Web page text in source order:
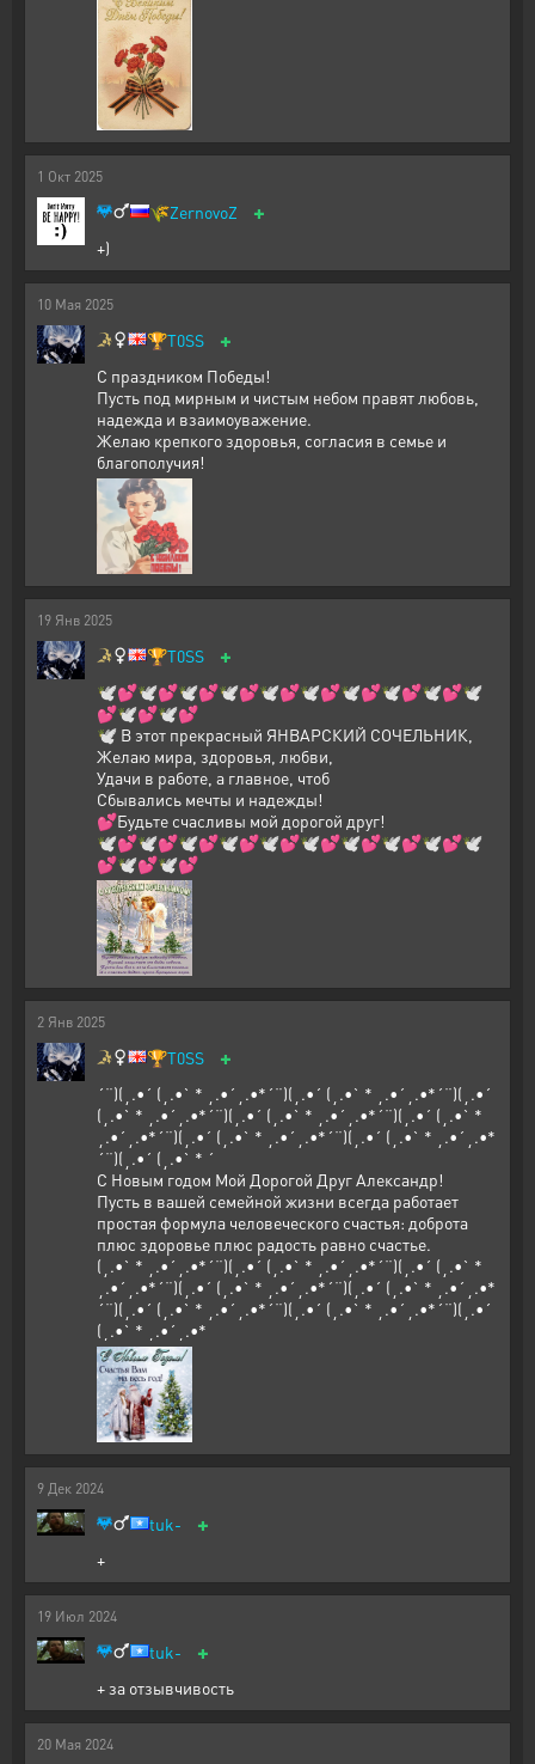
1 Окт 2025
🌾ZernovoZ +
+)
10 Мая 2025
🏆T0SS +
С праздником Победы!
Пусть под мирным и чистым небом правят любовь,
надежда и взаимоуважение.
Желаю крепкого здоровья, согласия в семье и
благополучия!
19 Янв 2025
🏆T0SS +
🕊️💕🕊️💕🕊️💕🕊️💕🕊️💕🕊️💕🕊️💕🕊️💕🕊️💕🕊️
💕🕊️💕🕊️💕
🕊️ В этот прекрасный ЯНВАРСКИЙ СОЧЕЛЬНИК,
Желаю мира, здоровья, любви,
Удачи в работе, а главное, чтоб
Сбывались мечты и надежды!
💕Будьте счасливы мой дорогой друг!
🕊️💕🕊️💕🕊️💕🕊️💕🕊️💕🕊️💕🕊️💕🕊️💕🕊️💕🕊️
💕🕊️💕🕊️💕
2 Янв 2025
🏆T0SS +
´¨)(¸.•´ (¸.•` * ¸.•´¸.•*´¨)(¸.•´ (¸.•` * ¸.•´¸.•*´¨)(¸.•´
(¸.•` * ¸.•´¸.•*´¨)(¸.•´ (¸.•` * ¸.•´¸.•*´¨)(¸.•´ (¸.•` *
¸.•´¸.•*´¨)(¸.•´ (¸.•` * ¸.•´¸.•*´¨)(¸.•´ (¸.•` * ¸.•´¸.•*
´¨)(¸.•´ (¸.•` * ´
С Новым годом Мой Дорогой Друг Александр!
Пусть в вашей семейной жизни всегда работает
простая формула человеческого счастья: доброта
плюс здоровье плюс радость равно счастье.
(¸.•` * ¸.•´¸.•*´¨)(¸.•´ (¸.•` * ¸.•´¸.•*´¨)(¸.•´ (¸.•` *
¸.•´¸.•*´¨)(¸.•´ (¸.•` * ¸.•´¸.•*´¨)(¸.•´ (¸.•` * ¸.•´¸.•*
´¨)(¸.•´ (¸.•` * ¸.•´¸.•*´¨)(¸.•´ (¸.•` * ¸.•´¸.•*´¨)(¸.•´
(¸.•` * ¸.•´¸.•*
9 Дек 2024
tuk- +
+
19 Июл 2024
tuk- +
+ за отзывчивость
20 Мая 2024